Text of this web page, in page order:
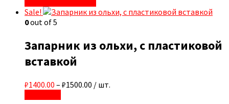
Sale!
0out of 5
Запарник из ольхи, с пластиковой
вставкой
₽1400.00 – ₽1500.00 / шт.